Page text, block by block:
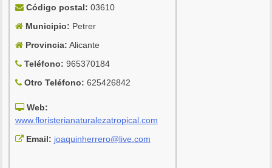
Código postal: 03610
Municipio: Petrer
Provincia: Alicante
Teléfono: 965370184
Otro Teléfono: 625426842
Web:
www.floristerianaturalezatropical.com
Email: joaquinherrero@live.com